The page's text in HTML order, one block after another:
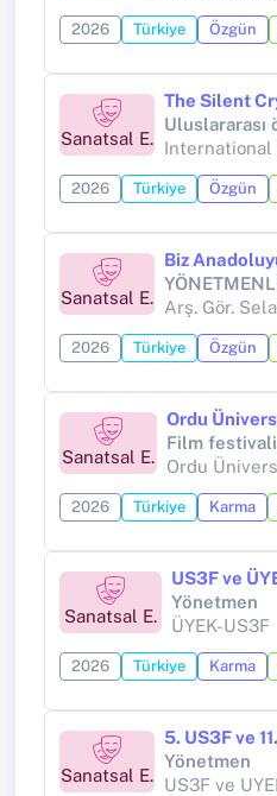
2026 Türkiye Özgün
Sanatsal E.
The Silent
Uluslararası
2026 Türkiye Özgün
Sanatsal E.
Biz
2026 Türkiye Özgün
Sanatsal E.
Film
Ordu
2026 Türkiye Karma
Sanatsal E.
Yönetmen
ÜYEK-US3F
2026 Türkiye Karma
Sanatsal E.
Yönetmen
US3F ve